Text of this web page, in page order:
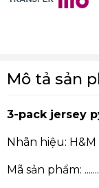
Mô tả sản
3-pack jersey
Nhãn hiệu: H&M
Mã sản phẩm: